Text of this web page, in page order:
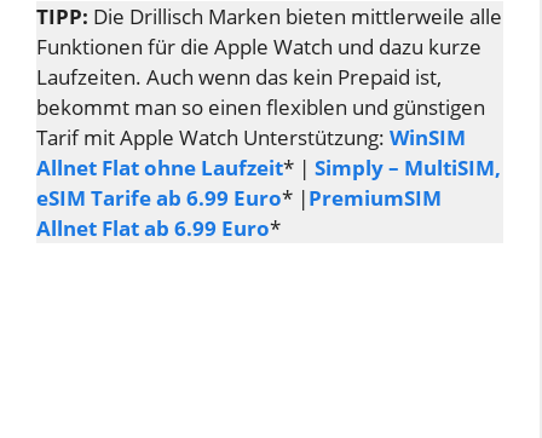
TIPP: Die Drillisch Marken bieten mittlerweile alle
Funktionen für die Apple Watch und dazu kurze
Laufzeiten. Auch wenn das kein Prepaid ist,
bekommt man so einen flexiblen und günstigen
Tarif mit Apple Watch Unterstützung: WinSIM
Allnet Flat ohne Laufzeit* | Simply – MultiSIM,
eSIM Tarife ab 6.99 Euro* |PremiumSIM
Allnet Flat ab 6.99 Euro*